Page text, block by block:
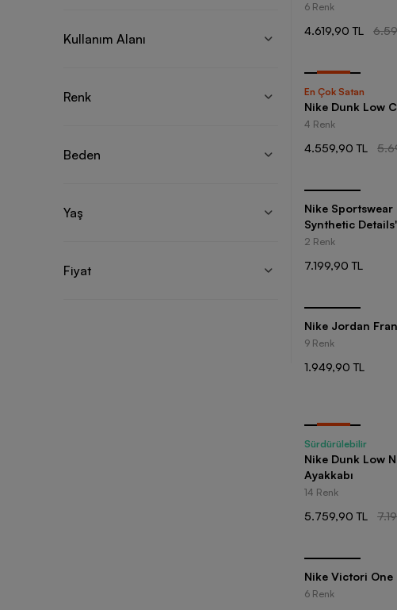
Kullanım Alanı
Renk
Beden
Yaş
Fiyat
6 Renk
4.619,90 TL
En Çok Satan
Nike Dunk Low
4 Renk
4.559,90 TL
Nike
Synthetic
2 Renk
7.199,90 TL
Nike Jordan
9 Renk
1.949,90 TL
Sürdürülebilir
Nike Dunk Low
Ayakkabı
14 Renk
5.759,90 TL
Nike Victori One
6 Renk